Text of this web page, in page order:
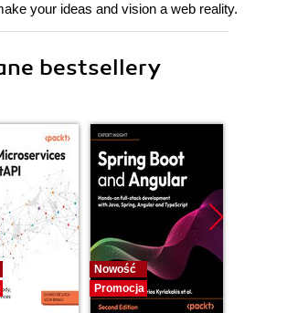
your ideas and vision a web reality.
bestsellery
Nowość
Promocja